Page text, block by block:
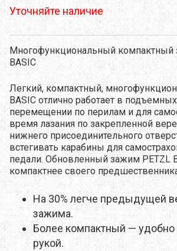
Уточняйте наличие
Многофункциональный компактный
BASIC
Легкий, компактный,
BASIC отлично работает в
перемещении по перилам и для
время лазания по закрепленной
нижнего присоединительного
встегивать карабины для
педали. Обновленный зажим PETZL
компактнее своего
На 30% легче предыдущей
зажима.
Более компактный —
рукой.